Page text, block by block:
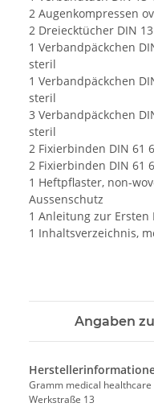
2 Augenkompressen
2 Dreiecktücher DIN
1 Verbandpäckchen
steril
1 Verbandpäckchen
steril
3 Verbandpäckchen
steril
2 Fixierbinden DIN 61
2 Fixierbinden DIN 61
1 Heftpflaster, non-
Aussenschutz
1 Anleitung zur
1 Inhaltsverzeichnis,
Angaben
Gramm medical healthcare
Werkstraße 13